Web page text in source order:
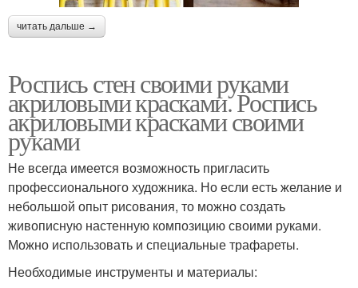
читать дальше →
Роспись стен своими руками
акриловыми красками. Роспись
акриловыми красками своими
руками
Не всегда имеется возможность пригласить
профессионального художника. Но если есть желание и
небольшой опыт рисования, то можно создать
живописную настенную композицию своими руками.
Можно использовать и специальные трафареты.
Необходимые инструменты и материалы: